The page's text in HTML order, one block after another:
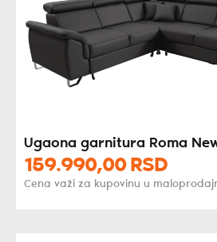
Ugaona garnitura Roma
159.990,00 RSD
Cena važi za kupovinu u